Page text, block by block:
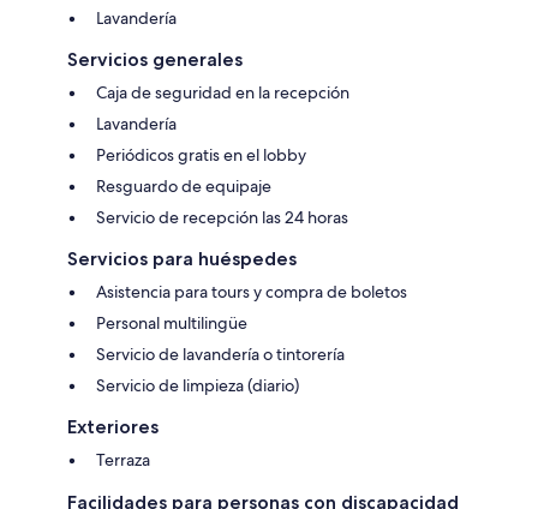
Lavandería
Servicios generales
Caja de seguridad en la recepción
Lavandería
Periódicos gratis en el lobby
Resguardo de equipaje
Servicio de recepción las 24 horas
Servicios para huéspedes
Asistencia para tours y compra de boletos
Personal multilingüe
Servicio de lavandería o tintorería
Servicio de limpieza (diario)
Exteriores
Terraza
Facilidades para personas con discapacidad